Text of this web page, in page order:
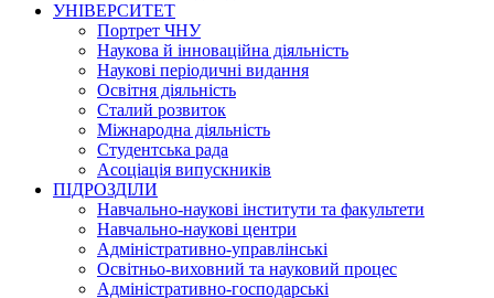
УНІВЕРСИТЕТ
Портрет ЧНУ
Наукова й інноваційна діяльність
Наукові періодичні видання
Освітня діяльність
Сталий розвиток
Міжнародна діяльність
Студентська рада
Асоціація випускників
ПІДРОЗДІЛИ
Навчально-наукові інститути та факультети
Навчально-наукові центри
Адміністративно-управлінські
Освітньо-виховний та науковий процес
Адміністративно-господарські